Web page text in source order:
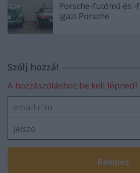
Porsche-futómű és
igazi Porsche
Szólj hozzá!
A hozzászóláshoz be kell lépned!